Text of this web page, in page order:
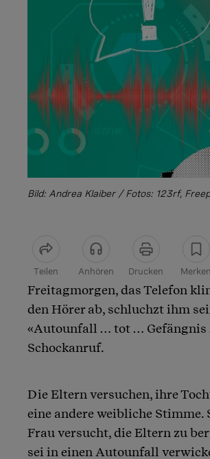
Bild: Andrea Klaiber / Fotos: 123rf,
Teilen Anhören Drucken Merken
Artikel teilen
Freitagmorgen, das Telefon
den Hörer ab, schluchzt ihm
«Autounfall … tot … Gefängnis
Schockanruf.
Die Eltern versuchen, ihre
eine andere weibliche
Frau versucht, die Eltern zu
sei in einen Autounfall